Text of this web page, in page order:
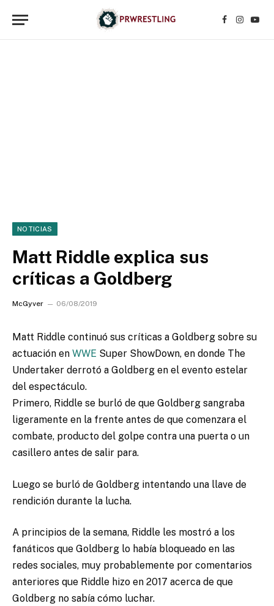
Facebook
NOTICIAS
Matt Riddle explica sus
críticas a Goldberg
McGyver 06/08/2019
Matt Riddle continuó sus críticas a Goldberg sobre su
actuación en WWE Super ShowDown, en donde The
Undertaker derrotó a Goldberg en el evento estelar
del espectáculo.
Primero, Riddle se burló de que Goldberg sangraba
ligeramente en la frente antes de que comenzara el
combate, producto del golpe contra una puerta o un
casillero antes de salir para.
Luego se burló de Goldberg intentando una llave de
rendición durante la lucha.
A principios de la semana, Riddle les mostró a los
fanáticos que Goldberg lo había bloqueado en las
redes sociales, muy probablemente por comentarios
anteriores que Riddle hizo en 2017 acerca de que
Goldberg no sabía cómo luchar.